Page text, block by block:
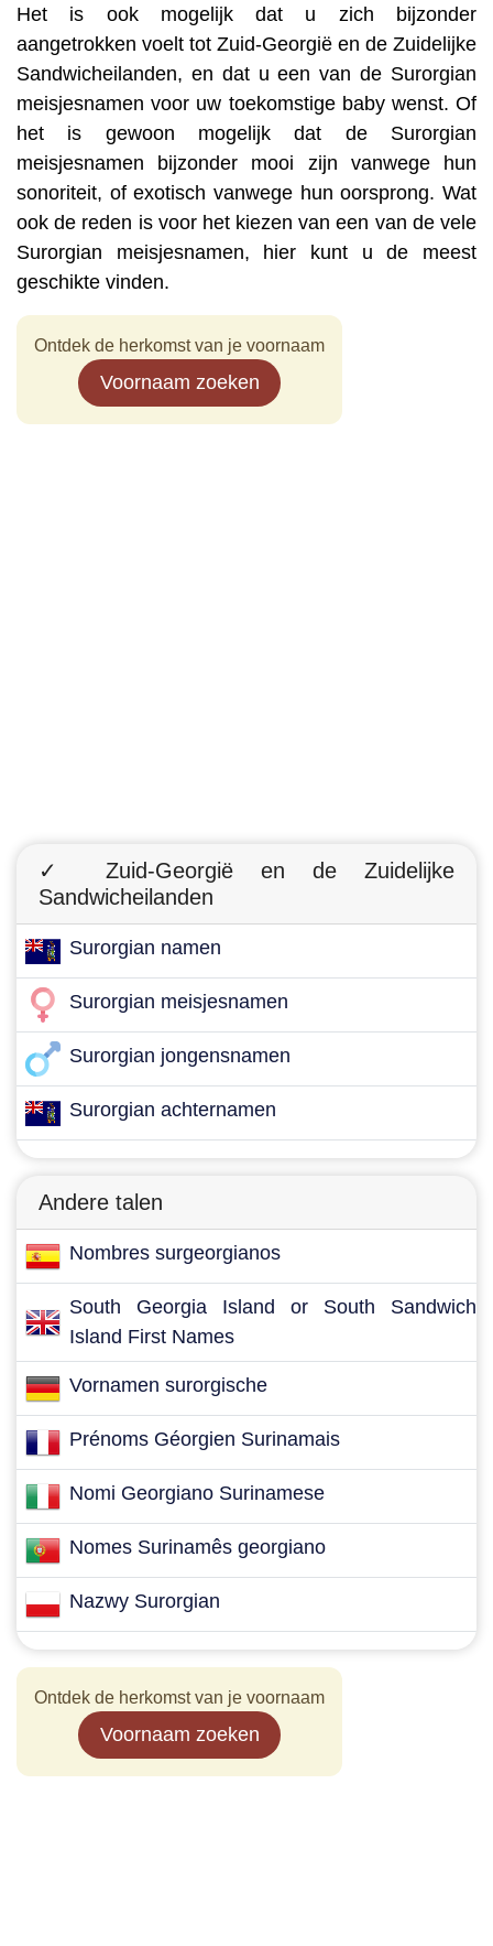
Het is ook mogelijk dat u zich bijzonder
aangetrokken voelt tot Zuid-Georgië en de Zuidelijke
Sandwicheilanden, en dat u een van de Surorgian
meisjesnamen voor uw toekomstige baby wenst. Of
het is gewoon mogelijk dat de Surorgian
meisjesnamen bijzonder mooi zijn vanwege hun
sonoriteit, of exotisch vanwege hun oorsprong. Wat
ook de reden is voor het kiezen van een van de vele
Surorgian meisjesnamen, hier kunt u de meest
geschikte vinden.
Ontdek de herkomst van je voornaam
Voornaam zoeken
✓ Zuid-Georgië en de Zuidelijke
Sandwicheilanden
Surorgian namen
Surorgian meisjesnamen
Surorgian jongensnamen
Surorgian achternamen
Andere talen
Nombres surgeorgianos
South Georgia Island or South Sandwich
Island First Names
Vornamen surorgische
Prénoms Géorgien Surinamais
Nomi Georgiano Surinamese
Nomes Surinamês georgiano
Nazwy Surorgian
Ontdek de herkomst van je voornaam
Voornaam zoeken